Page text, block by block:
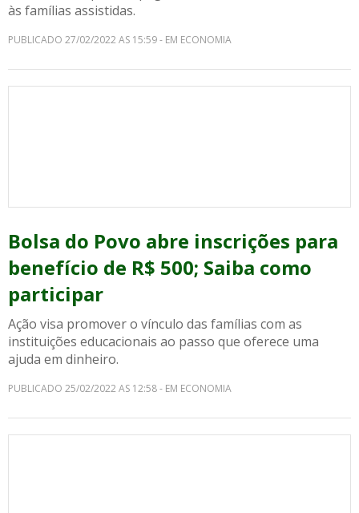
às famílias assistidas.
PUBLICADO 27/02/2022 AS 15:59 - EM ECONOMIA
Bolsa do Povo abre inscrições para
benefício de R$ 500; Saiba como
participar
Ação visa promover o vínculo das famílias com as
instituições educacionais ao passo que oferece uma
ajuda em dinheiro.
PUBLICADO 25/02/2022 AS 12:58 - EM ECONOMIA